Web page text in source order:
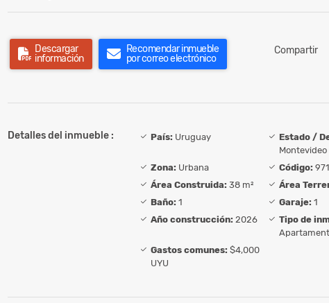
Descargar
información
Recomendar inmueble
por correo electrónico
Compartir
Detalles del inmueble : País: Uruguay
Estado /
Montevideo
Zona: Urbana Código:
Área Construida: 38 m² Área
Baño: 1 Garaje: 1
Año construcción: 2026
Tipo de
Gastos comunes: $4,000
UYU